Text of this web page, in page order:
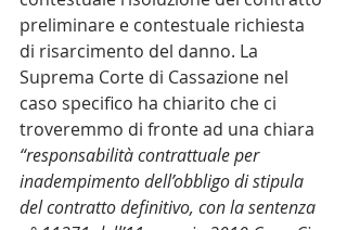
preliminare e contestuale richiesta
di risarcimento del danno. La
Suprema Corte di Cassazione nel
caso specifico ha chiarito che ci
troveremmo di fronte ad una chiara
“responsabilità contrattuale per
inadempimento dell’obbligo di stipula
del contratto definitivo, con la sentenza